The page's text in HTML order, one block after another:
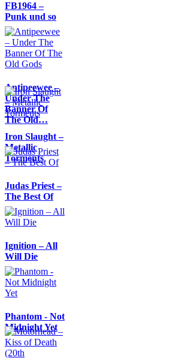
FB1964 –
Punk und so
Antipeewee –
Under The
Banner Of
The Old…
Iron Slaught –
Metallic
Torments
Judas Priest –
The Best Of
Ignition – All
Will Die
Phantom - Not
Midnight Yet